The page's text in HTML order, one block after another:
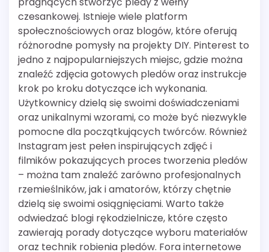
czesankowej. Istnieje wiele platform
społecznościowych oraz blogów, które oferują
różnorodne pomysły na projekty DIY. Pinterest to
jedno z najpopularniejszych miejsc, gdzie można
znaleźć zdjęcia gotowych pledów oraz instrukcje
krok po kroku dotyczące ich wykonania.
Użytkownicy dzielą się swoimi doświadczeniami
oraz unikalnymi wzorami, co może być niezwykle
pomocne dla początkujących twórców. Również
Instagram jest pełen inspirujących zdjęć i
filmików pokazujących proces tworzenia pledów
– można tam znaleźć zarówno profesjonalnych
rzemieślników, jak i amatorów, którzy chętnie
dzielą się swoimi osiągnięciami. Warto także
odwiedzać blogi rękodzielnicze, które często
zawierają porady dotyczące wyboru materiałów
oraz technik robienia pledów. Fora internetowe